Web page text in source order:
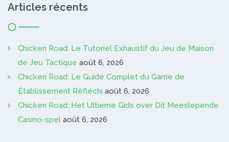
Articles récents
Chicken Road: Le Tutoriel Exhaustif du Jeu de Maison
de Jeu Tactique août 6, 2026
Chicken Road: Le Guide Complet du Game de
Établissement Réfléchi août 6, 2026
Chicken Road: Het Ultieme Gids over Dit Meeslepende
Casino-spel août 6, 2026